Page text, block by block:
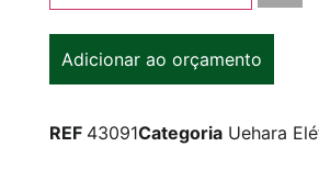
Adicionar ao orçamento
REF 43091Categoria Uehara